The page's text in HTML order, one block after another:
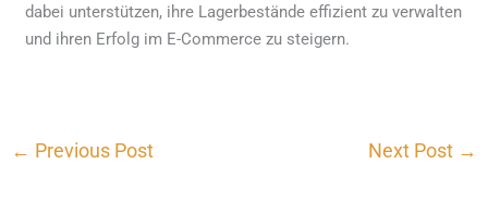
dabei unterstützen, ihre Lagerbestände effizient zu verwalten
und ihren Erfolg im E-Commerce zu steigern.
← Previous Post Next Post →